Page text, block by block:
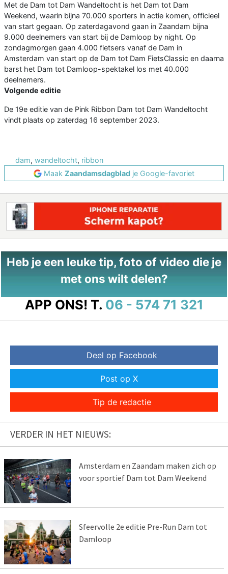
Met de Dam tot Dam Wandeltocht is het Dam tot Dam
Weekend, waarin bijna 70.000 sporters in actie komen, officieel
van start gegaan. Op zaterdagavond gaan in Zaandam bijna
9.000 deelnemers van start bij de Damloop by night. Op
zondagmorgen gaan 4.000 fietsers vanaf de Dam in
Amsterdam van start op de Dam tot Dam FietsClassic en daarna
barst het Dam tot Damloop-spektakel los met 40.000
deelnemers.
Volgende editie
De 19e editie van de Pink Ribbon Dam tot Dam Wandeltocht
vindt plaats op zaterdag 16 september 2023.
dam, wandeltocht, ribbon
Maak Zaandamsdagblad je Google-favoriet
Heb je een leuke tip, foto of video die je
met ons wilt delen?
APP ONS! T. 06 - 574 71 321
Deel op Facebook
Post op X
Tip de redactie
VERDER IN HET NIEUWS:
Amsterdam en Zaandam maken zich op
voor sportief Dam tot Dam Weekend
Sfeervolle 2e editie Pre-Run Dam tot
Damloop